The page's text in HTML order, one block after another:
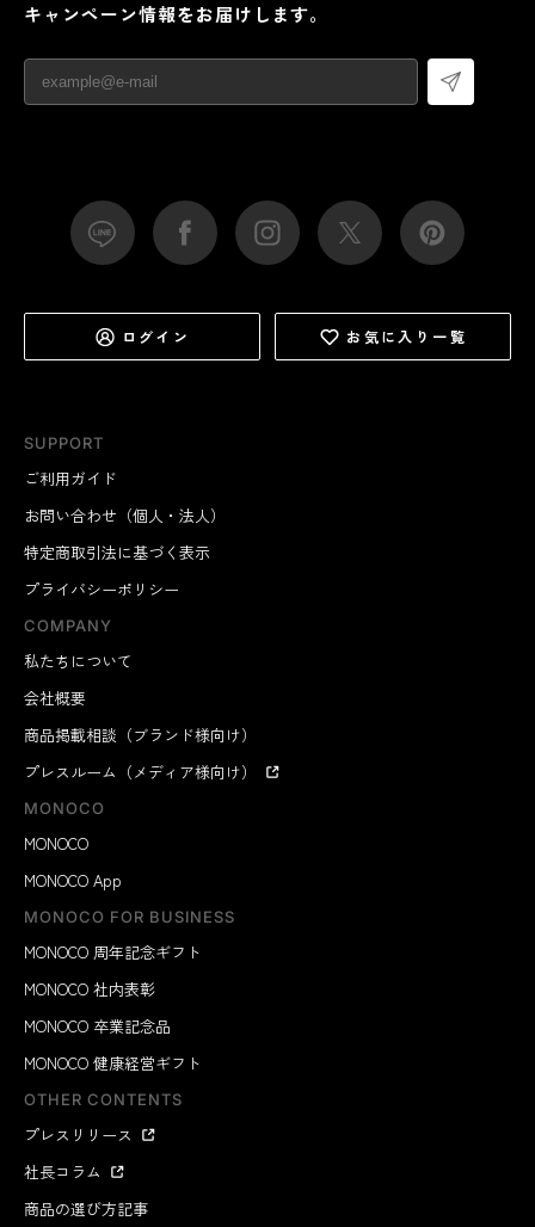
SUPPORT
ご利用ガイド
お問い合わせ（個人・法人）
特定商取引法に基づく表示
プライバシーポリシー
COMPANY
私たちについて
会社概要
商品掲載相談（ブランド様向け）
プレスルーム（メディア様向け）
MONOCO
MONOCO
MONOCO App
MONOCO FOR BUSINESS
MONOCO 周年記念ギフト
MONOCO 社内表彰
MONOCO 卒業記念品
MONOCO 健康経営ギフト
OTHER CONTENTS
プレスリリース
社長コラム
商品の選び方記事
キャンペーン情報をお届けします。
ログイン お気に入り一覧